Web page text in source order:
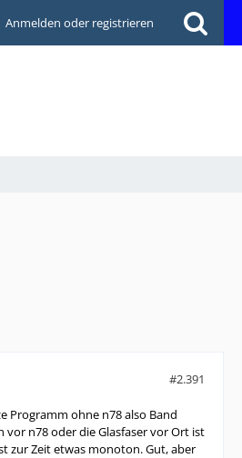
Anmelden oder registrieren
#2.391
Programm ohne n78 also Band
vor n78 oder die Glasfaser vor Ort ist
zur Zeit etwas monoton. Gut, aber